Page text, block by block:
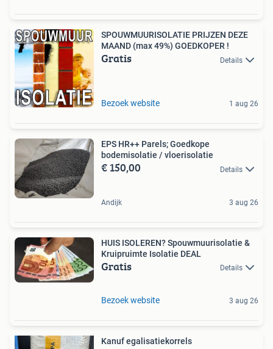
SPOUWMUURISOLATIE PRIJZEN DEZE
MAAND (max 49%) GOEDKOPER !
Gratis Details
Bezoek website 1 aug 26
EPS HR++ Parels; Goedkope
bodemisolatie / vloerisolatie
€ 150,00 Details
Andijk 3 aug 26
HUIS ISOLEREN? Spouwmuurisolatie &
Kruipruimte Isolatie DEAL
Gratis Details
Bezoek website 3 aug 26
Kanuf egalisatiekorrels